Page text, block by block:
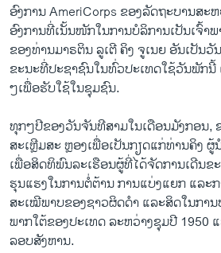
ອົງການ AmeriCorps ຂອງລັດຖະບານສະ
ອົງການທີ່ເນັ້ນໜັກໃນການບໍລິການເປັນເຈົ້າ
ຂອງທ່ານມາຣຕິນ ລູເຕີ ຄິງ ຈູເນຍ ອັນເປັນ
ຂະນະທີ່ປະຊາຊົນໃນທົ່ວປະເທດໃຊ້ວັນພັກນີ້
ໆເພື່ອຮັບໃຊ້ໃນຊຸມຊົນ.
ທຸກໆປີຂອງວັນຈັນທີສາມໃນເດືອນມັງກອນ,
ສະເຫຼີມສະ ຫຼອງເພື່ອເປັນກຽດແກ່ທ່ານຄິງ
ເພື່ອສິດທິພົນລະເຮືອນຜູ້ທີ່ໄດ້ຈັດການເດີນ
ຮຸນແຮງໃນການຕໍ່ຕ້ານ ການແບ່ງແຍກ ແລະ
ສະເໝີພາບຂອງຊາວຜິດດຳ ແລະສິດໃນກາ
ພາກໃຕ້ຂອງປະເທດ ລະຫວ່າງຊຸມປີ 1950
ລອບສັງຫານ.